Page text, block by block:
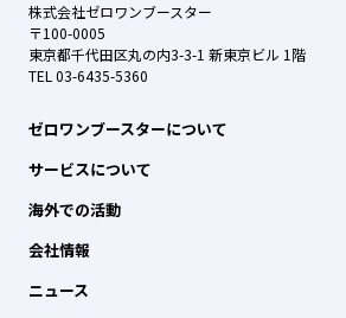
株式会社ゼロワンブースター
〒100-0005
東京都千代田区丸の内3-3-1 新東京ビル 1階
TEL 03-6435-5360
ゼロワンブースターについて
サービスについて
海外での活動
会社情報
ニュース